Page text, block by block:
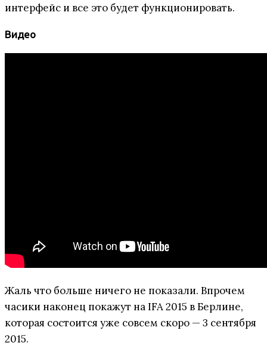
интерфейс и все это будет функционировать.
Видео
Жаль что больше ничего не показали. Впрочем
часики наконец покажут на IFA 2015 в Берлине,
которая состоится уже совсем скоро — 3 сентября
2015.